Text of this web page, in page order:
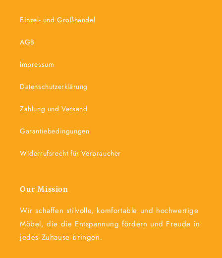
Einzel- und Großhandel
AGB
Impressum
Datenschutzerklärung
Zahlung und Versand
Garantiebedingungen
Widerrufsrecht für Verbraucher
Our Mission
Wir schaffen stilvolle, komfortable und hochwertige
Möbel, die die Entspannung fördern und Freude in
jedes Zuhause bringen.